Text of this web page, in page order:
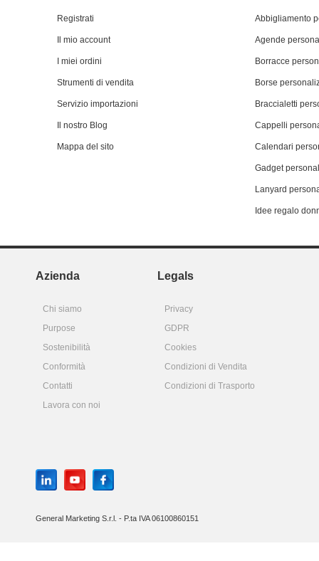
Registrati
Il mio account
I miei ordini
Strumenti di vendita
Servizio importazioni
Il nostro Blog
Mappa del sito
Abbigliamento
Agende
Borracce
Borse
Braccialetti
Cappelli
Calendari
Gadget
Lanyard
Idee regalo
Azienda Legals
Chi siamo
Privacy
Purpose
GDPR
Sostenibilità
Cookies
Conformità
Condizioni di Vendita
Contatti
Condizioni di Trasporto
Lavora con noi
General Marketing S.r.l. - P.ta IVA 06100860151